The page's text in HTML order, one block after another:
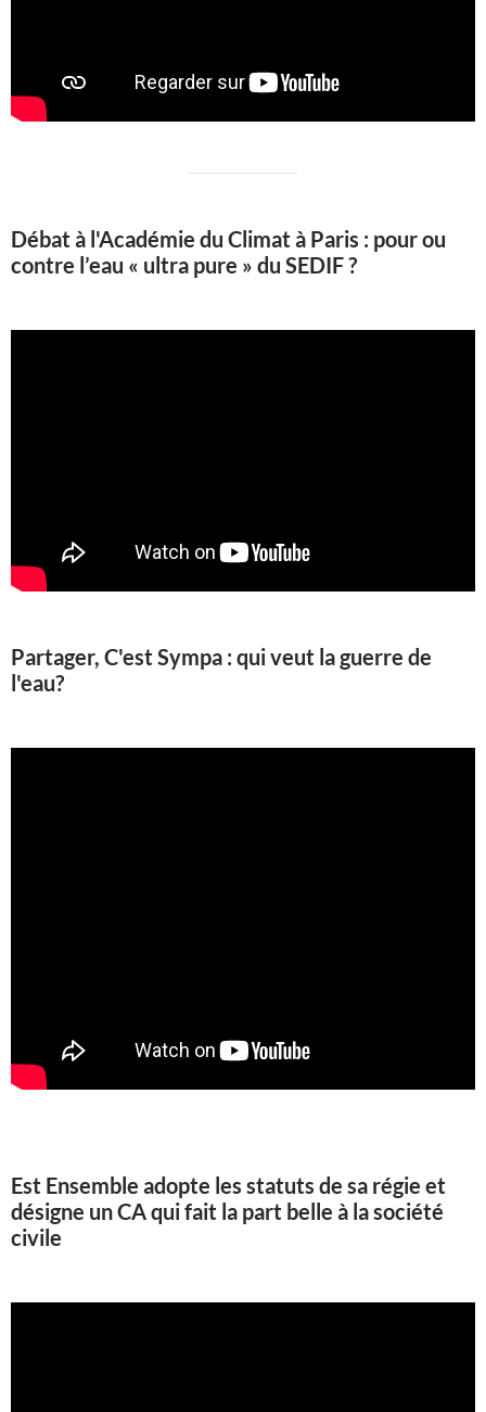
Débat à l'Académie du Climat à Paris : pour ou
contre l’eau « ultra pure » du SEDIF ?
Partager, C'est Sympa : qui veut la guerre de
l'eau?
Est Ensemble adopte les statuts de sa régie et
désigne un CA qui fait la part belle à la société
civile